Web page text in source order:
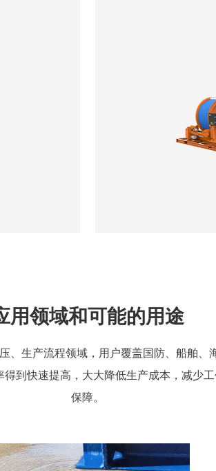
用领域和可能的用途
生产流程领域，用户覆盖国防、船舶、
到快速提高，大大降低生产成本，减少
保障。